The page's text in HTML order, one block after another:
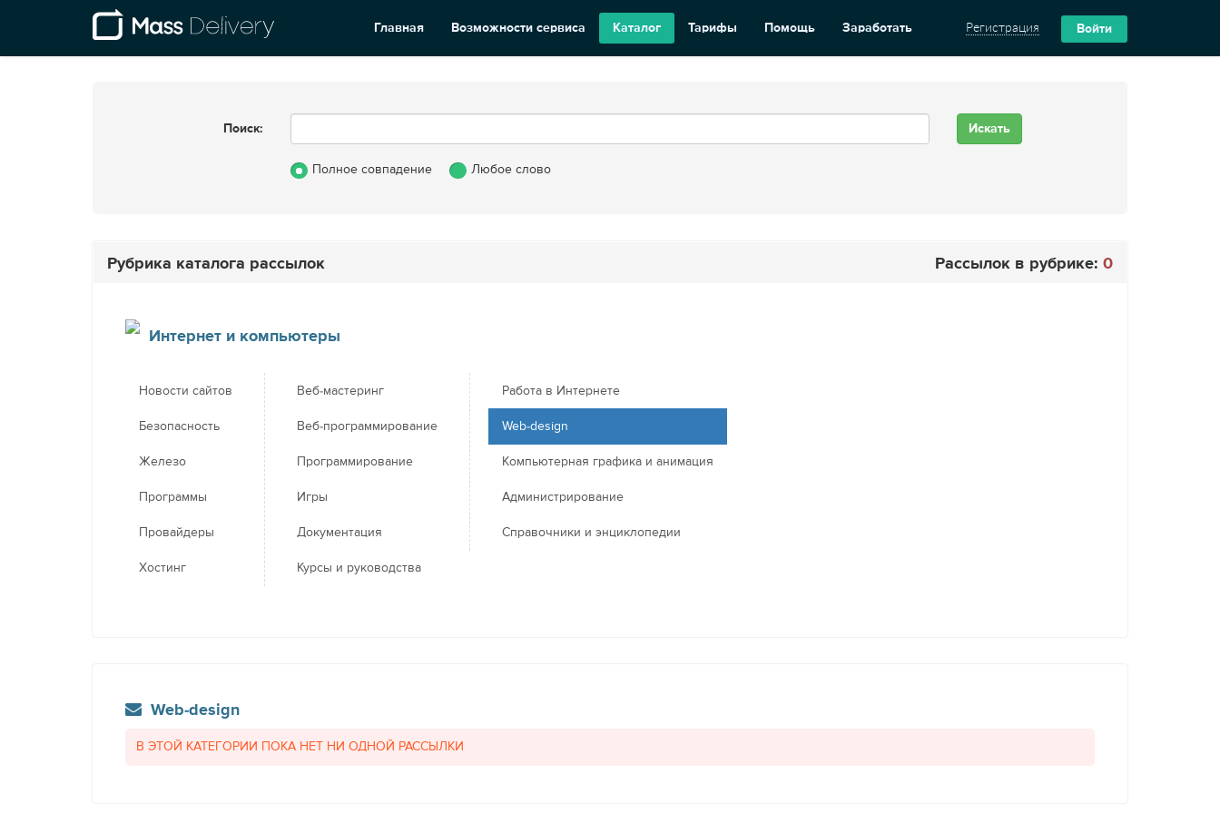
Главная Возможности сервиса Каталог Тарифы Помощь Заработать Регистрация Войти
Поиск:
Полное совпадение Любое слово
Рубрика каталога рассылок Рассылок в рубрике: 0
Интернет и компьютеры
Новости сайтов
Безопасность
Железо
Программы
Провайдеры
Хостинг
Веб-мастеринг
Веб-программирование
Программирование
Игры
Документация
Курсы и руководства
Работа в Интернете
Web-design
Компьютерная графика и анимация
Администрирование
Справочники и энциклопедии
Web-design
В ЭТОЙ КАТЕГОРИИ ПОКА НЕТ НИ ОДНОЙ РАССЫЛКИ